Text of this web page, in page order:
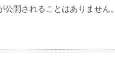
公開されることはありません。